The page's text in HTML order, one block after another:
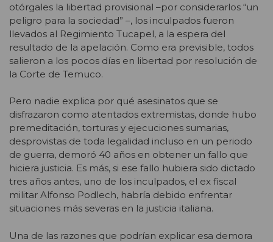
otórgales la libertad provisional –por considerarlos “un
peligro para la sociedad” –, los inculpados fueron
llevados al Regimiento Tucapel, a la espera del
resultado de la apelación. Como era previsible, todos
salieron a los pocos días en libertad por resolución de
la Corte de Temuco.
Pero nadie explica por qué asesinatos que se
disfrazaron como atentados extremistas, donde hubo
premeditación, torturas y ejecuciones sumarias,
desprovistas de toda legalidad incluso en un periodo
de guerra, demoró 40 años en obtener un fallo que
hiciera justicia. Es más, si ese fallo hubiera sido dictado
tres años antes, uno de los inculpados, el ex fiscal
militar Alfonso Podlech, habría debido enfrentar
situaciones más severas en la justicia italiana.
Una de las razones que podrían explicar esa demora